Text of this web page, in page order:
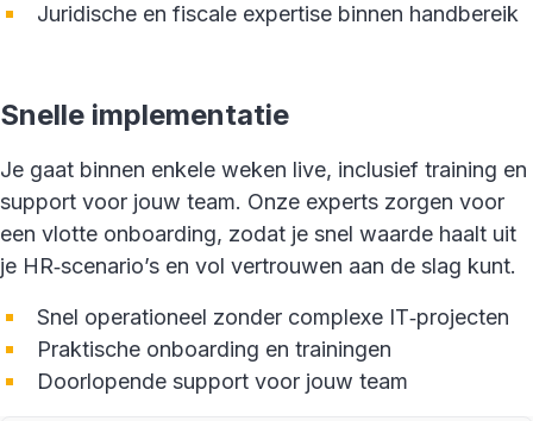
Juridische en fiscale expertise binnen handbereik
Snelle implementatie
Je gaat binnen enkele weken live, inclusief training en
support voor jouw team. Onze experts zorgen voor
een vlotte onboarding, zodat je snel waarde haalt uit
je HR‑scenario’s en vol vertrouwen aan de slag kunt.
Snel operationeel zonder complexe IT‑projecten
Praktische onboarding en trainingen
Doorlopende support voor jouw team